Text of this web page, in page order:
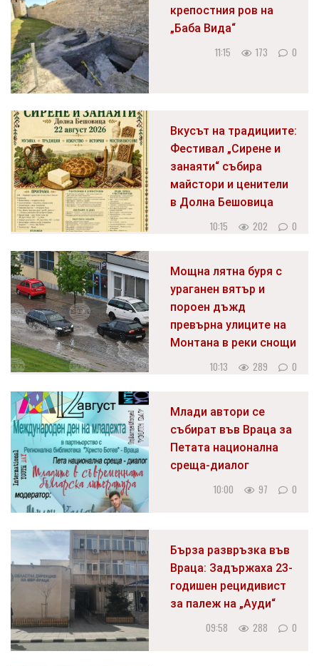
крепостния ров на
„Баба Вида“
11:15 173 0
Вкусът на традициите:
Фестивал „Сирене и
занаяти“ събира
майстори и ценители
в Долна Бешовица
10:15 202 0
Мощна лятна буря с
ураганен вятър и
пороен дъжд
превърна улиците на
Монтана в реки снощи
10:13 289 0
Млади автори се
събират във Враца за
Петата национална
среща-диалог
10:00 97 0
Бърза развръзка във
Враца: Задържаха 23-
годишен рецидивист
за палеж на „Ауди“
09:58 288 0